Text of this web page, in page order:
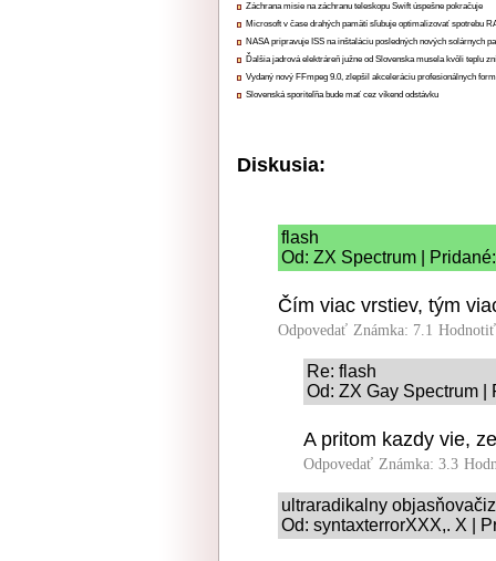
Záchrana misie na záchranu teleskopu Swift úspešne pokračuje
Microsoft v čase drahých pamätí sľubuje optimalizovať spotrebu
NASA pripravuje ISS na inštaláciu posledných nových solárnych
Ďalšia jadrová elektráreň južne od Slovenska musela kvôli teplu
Vydaný nový FFmpeg 9.0, zlepšil akceleráciu profesionálnych
Slovenská sporiteľňa bude mať cez víkend odstávku
Diskusia:
flash
Od: ZX Spectrum |
Čím viac vrstiev, tým
Odpovedať Známka: 7.1
Re: flash
Od: ZX Gay Spectrum |
A pritom kazdy vie,
Odpovedať Známka: 3.3
ultraradikalny
Od: syntaxterrorXXX,. X |